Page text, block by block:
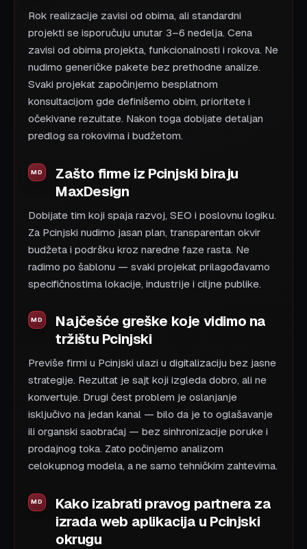
Rok realizacije zavisi od obima, ali standardni
projekti se isporučuju unutar 3–6 nedelja. Cena
zavisi od obima projekta, funkcionalnosti i rokova. Ne
nudimo generičke pakete bez prethodne analize.
Svaki projekat započinjemo besplatnom
konsultacijom gde definišemo obim, prioritete i
očekivane rezultate. Nakon toga dobijate detaljan
predlog sa rokovima i budžetom.
Zašto firme iz Pcinjski biraju
MaxDesign
Dobijate tim koji spaja razvoj, SEO i poslovnu logiku.
Za Pcinjski nudimo jasan plan, transparentan okvir
budžeta i podršku kroz naredne faze rasta. Ne
radimo po šablonu — svaki projekat prilagođavamo
specifičnostima lokacije, industrije i ciljne publike.
Najčešće greške koje vidimo na
tržištu Pcinjski
Previše firmi u Pcinjski ulazi u digitalizaciju bez jasne
strategije. Rezultat je sajt koji izgleda dobro, ali ne
konvertuje. Drugi čest problem je oslanjanje
isključivo na jedan kanal — bilo da je to oglašavanje
ili organski saobraćaj — bez sinhronizacije poruke i
prodajnog toka. Zato počinjemo analizom
celokupnog modela, a ne samo tehničkim zahtevima.
Kako izabrati pravog partnera za
izrada web aplikacija u Pcinjski
okrugu